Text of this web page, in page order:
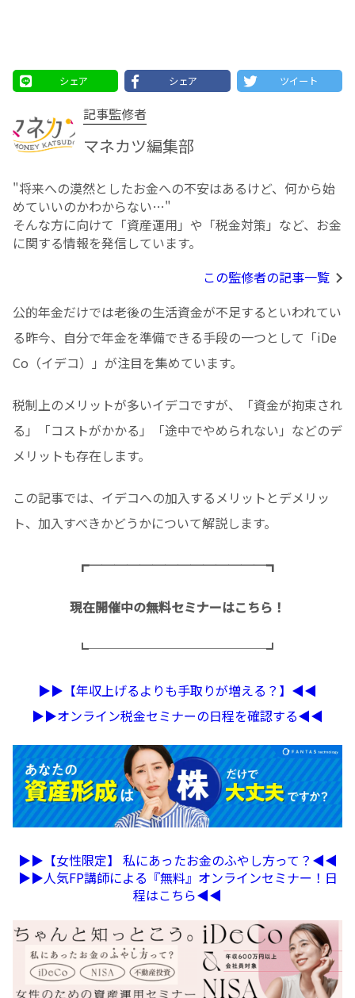
シェア シェア ツイート
記事監修者
マネカツ編集部
"将来への漠然としたお⾦への不安はあるけど、何から始
めていいのかわからない…"
そんな方に向けて「資産運用」や「税金対策」など、お金
に関する情報を発信しています。
この監修者の記事一覧
公的年金だけでは老後の生活資金が不足するといわれてい
る昨今、自分で年金を準備できる手段の一つとして「iDe
Co（イデコ）」が注目を集めています。
税制上のメリットが多いイデコですが、「資金が拘束され
る」「コストがかかる」「途中でやめられない」などのデ
メリットも存在します。
この記事では、イデコへの加入するメリットとデメリッ
ト、加入すべきかどうかについて解説します。
┏──────────────┓
現在開催中の無料セミナーはこちら！
┗──────────────┛
▶︎▶︎【年収上げるよりも手取りが増える？】◀︎◀︎
▶︎▶︎オンライン税金セミナーの日程を確認する◀︎◀︎
▶︎▶︎【女性限定】 私にあったお金のふやし方って？◀︎◀︎
▶︎▶︎人気FP講師による『無料』オンラインセミナー！日
程はこちら◀︎◀︎